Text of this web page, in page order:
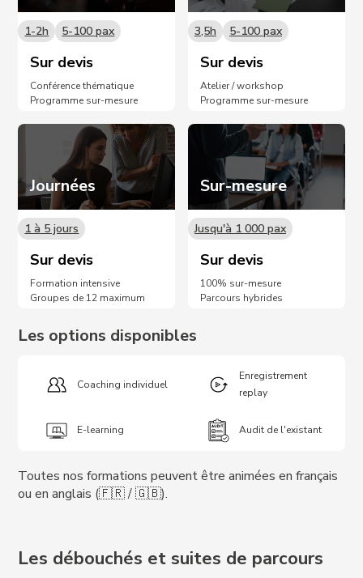
1-2h 5-100 pax
Sur devis
Conférence thématique
Programme sur-mesure
3,5h 5-100 pax
Sur devis
Atelier / workshop
Programme sur-mesure
Journées
1 à 5 jours
Sur devis
Formation intensive
Groupes de 12 maximum
Sur-mesure
Jusqu'à 1 000 pax
Sur devis
100% sur-mesure
Parcours hybrides
Les options disponibles
Coaching individuel
Enregistrement
replay
E-learning Audit de l'existant
Toutes nos formations peuvent être animées en français
ou en anglais (🇫🇷 / 🇬🇧).
Les débouchés et suites de parcours